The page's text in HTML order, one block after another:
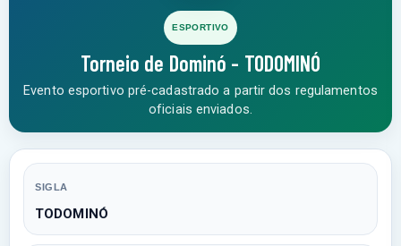
ESPORTIVO
Torneio de Dominó - TODOMINÓ
Evento esportivo pré-cadastrado a partir dos regulamentos
oficiais enviados.
SIGLA
TODOMINÓ